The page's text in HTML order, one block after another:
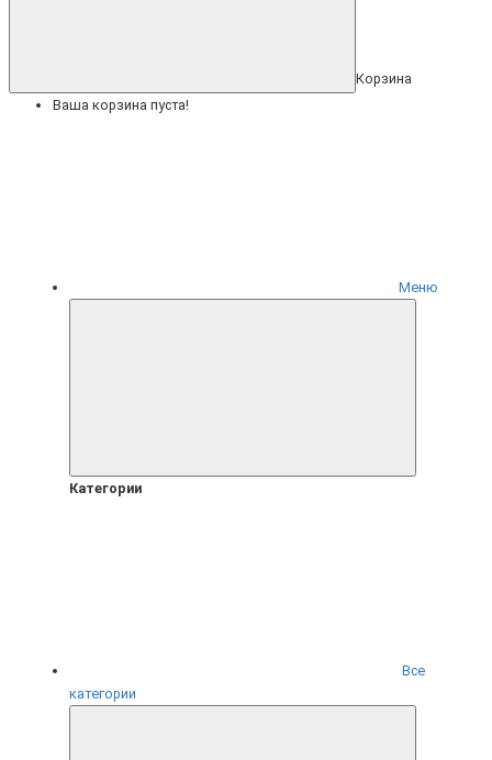
Корзина
Ваша корзина пуста!
Меню
Категории
Все
категории